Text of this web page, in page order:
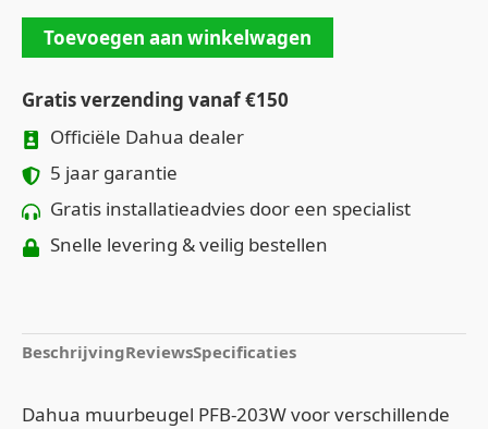
Toevoegen aan winkelwagen
Gratis verzending vanaf €150
Officiële Dahua dealer
5 jaar garantie
Gratis installatieadvies door een specialist
Snelle levering & veilig bestellen
BeschrijvingReviewsSpecificaties
Dahua muurbeugel PFB-203W voor verschillende